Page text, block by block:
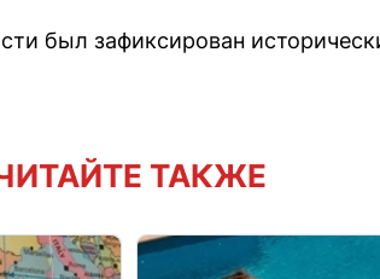
был зафиксирован
ТАКЖЕ